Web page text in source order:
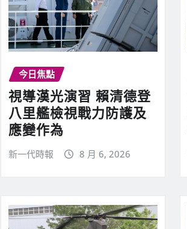
今日焦點
視導漢光演習 賴清德登
八里艦檢視戰力防護及
應變作為
新一代時報 8 月 6, 2026